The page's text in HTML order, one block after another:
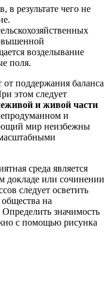
в результате чего не
возделывание
поля.
поддержания баланса
этом следует
и живой части
и
мир неизбежны
среда является
докладе или сочинении
следует осветить
на
значимость
с помощью рисунка